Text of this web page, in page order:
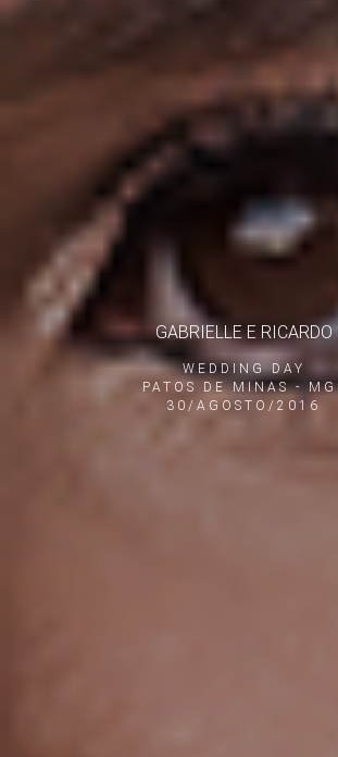
WEDDING DAY
PATOS DE MINAS - MG
30/AGOSTO/2016
GABRIELLE E RICARDO